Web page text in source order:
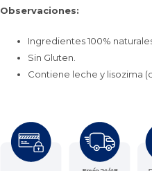
Observaciones:
Ingredientes 100%
Sin Gluten.
Contiene leche y lisozima